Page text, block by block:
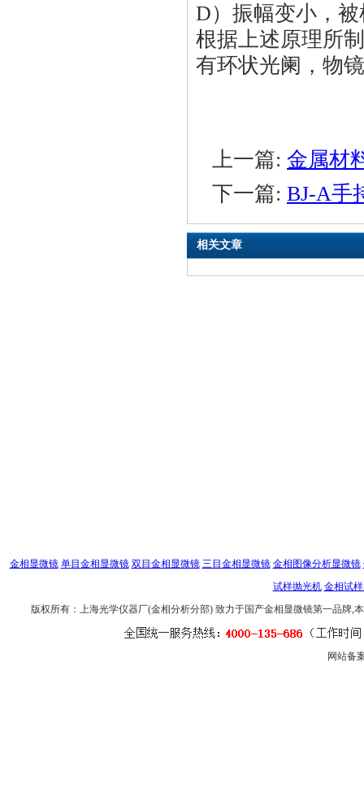
D）振幅变小，
根据上述原理所
有环状光阑，物
上一篇: 金属材
下一篇: BJ-A手
相关文章
金相显微镜 单目金相显微镜 双目金相显微镜 三目金相显微镜 金相图像分析显微镜
试样抛光机 金相试
版权所有：上海光学仪器厂(金相分析分部) 致力于国产金相显微镜第一品牌
网站备